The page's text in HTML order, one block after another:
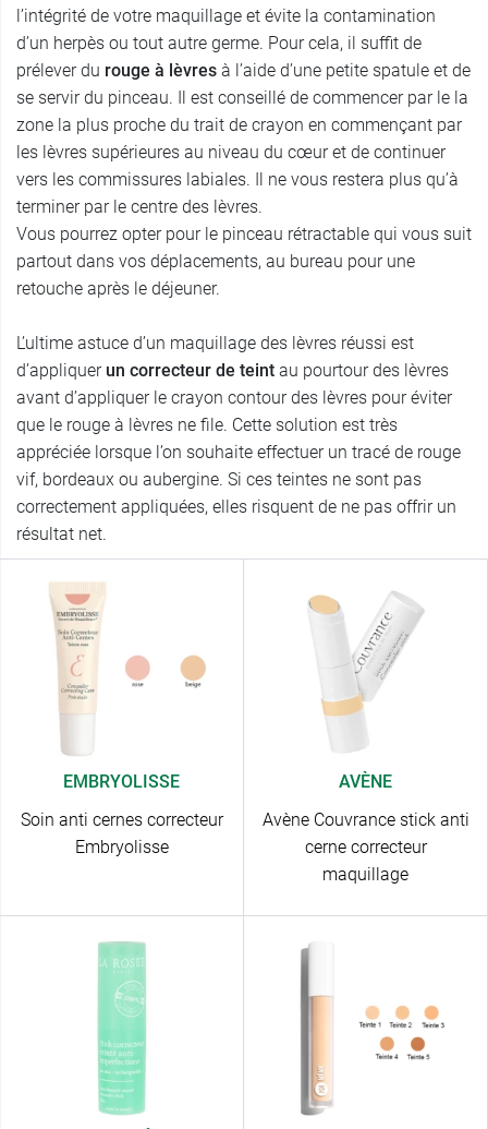
l’intégrité de votre maquillage et évite la contamination
d’un herpès ou tout autre germe. Pour cela, il suffit de
prélever du rouge à lèvres à l’aide d’une petite spatule et de
se servir du pinceau. Il est conseillé de commencer par le la
zone la plus proche du trait de crayon en commençant par
les lèvres supérieures au niveau du cœur et de continuer
vers les commissures labiales. Il ne vous restera plus qu’à
terminer par le centre des lèvres.
Vous pourrez opter pour le pinceau rétractable qui vous suit
partout dans vos déplacements, au bureau pour une
retouche après le déjeuner.
L’ultime astuce d’un maquillage des lèvres réussi est
d’appliquer un correcteur de teint au pourtour des lèvres
avant d’appliquer le crayon contour des lèvres pour éviter
que le rouge à lèvres ne file. Cette solution est très
appréciée lorsque l’on souhaite effectuer un tracé de rouge
vif, bordeaux ou aubergine. Si ces teintes ne sont pas
correctement appliquées, elles risquent de ne pas offrir un
résultat net.
EMBRYOLISSE
Soin anti cernes correcteur
Embryolisse
AVÈNE
Avène Couvrance stick anti
cerne correcteur
maquillage